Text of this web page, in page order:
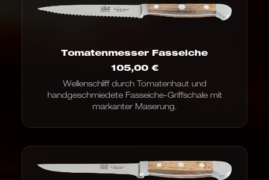
Tomatenmesser Fasseiche
105,00 €
Wellenschliff durch Tomatenhaut und
handgeschmiedete Fasseiche-Griffschale mit
markanter Maserung.